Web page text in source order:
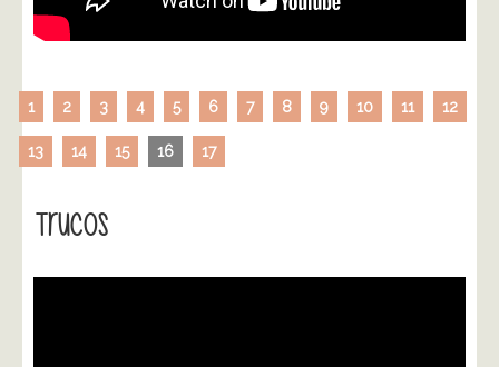
1 2 3 4 5 6 7 8 9 10 11 12
13 14 15 16 17
Trucos